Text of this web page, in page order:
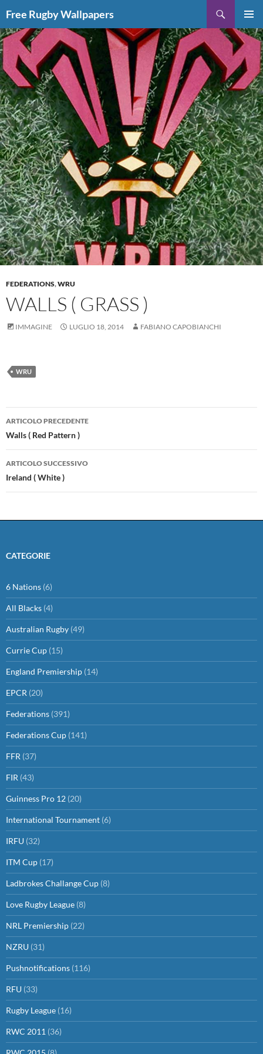
contenuto
Free Rugby Wallpapers
MENU
FEDERATIONS,WRU
WALLS ( GRASS )
IMMAGINE LUGLIO 18, 2014 FABIANO CAPOBIANCHI
WRU
Navigazione
articolo
ARTICOLO PRECEDENTE
Walls ( Red Pattern )
ARTICOLO SUCCESSIVO
Ireland ( White )
CATEGORIE
6 Nations (6)
All Blacks (4)
Australian Rugby (49)
Currie Cup (15)
England Premiership (14)
EPCR (20)
Federations (391)
Federations Cup (141)
FFR (37)
FIR (43)
Guinness Pro 12 (20)
International Tournament (6)
IRFU (32)
ITM Cup (17)
Ladbrokes Challange Cup (8)
Love Rugby League (8)
NRL Premiership (22)
NZRU (31)
Pushnotifications (116)
RFU (33)
Rugby League (16)
RWC 2011 (36)